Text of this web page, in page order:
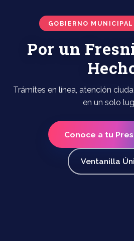
GOBIERNO
Por un
Trámites en línea, atención
en un solo
Conoce a tu
Ventanilla